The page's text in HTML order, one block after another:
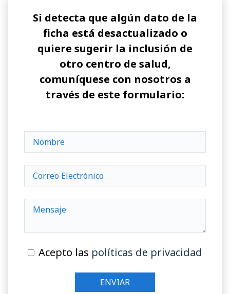
Si detecta que algún dato de la
ficha está desactualizado o
quiere sugerir la inclusión de
otro centro de salud,
comuníquese con nosotros a
través de este formulario:
Acepto las políticas de privacidad